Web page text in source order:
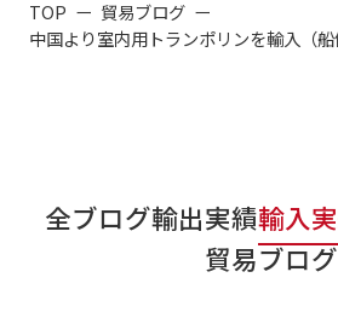
- 展示業務
お知らせ
TOP
貿易ブログ
中国より室内用トランポリンを輸入（船
全ブログ輸出実績輸入
貿易ブログ